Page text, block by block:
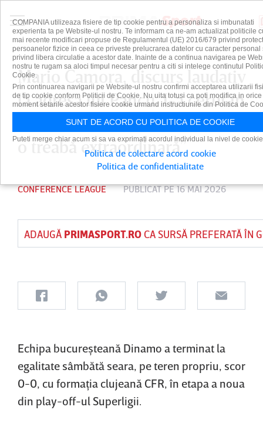
Mario Camora, discurs laudativ
la adresa lui Pancu. I-a cerut în
direct să rămână la CFR: ”Face
o treabă extraordinară”
CONFERENCE LEAGUE PUBLICAT PE 16 MAI 2026
ADAUGĂ PRIMASPORT.ROCA SURSĂ PREFERATĂ ÎN
Echipa bucureşteană Dinamo a terminat la
egalitate sâmbătă seara, pe teren propriu, scor
0-0, cu formaţia clujeană CFR, în etapa a noua
din play-off-ul Superligii.
COMPANIA utilizeaza fisiere de tip cookie pentru a personaliza si imbunatati
experienta ta pe Website-ul nostru. Te informam ca ne-am actualizat politicile
mai recente modificari propuse de Regulamentul (UE) 2016/679 privind
persoanelor fizice in ceea ce priveste prelucrarea datelor cu caracter personal
privind libera circulatie a acestor date. Inainte de a continua navigarea pe
nostru te rugam sa aloci timpul necesar pentru a citi si intelege continutul
Cookie.
Prin continuarea navigarii pe Website-ul nostru confirmi acceptarea utilizarii
de tip cookie conform Politicii de Cookie. Nu uita totusi ca poti modifica in orice
moment setarile acestor fisiere cookie urmand instructiunile din Politica de
SUNT DE ACORD CU POLITICA DE COOKIE
Puteti merge chiar acum si sa va exprimati acordul individual la nivel de
Politica de colectare acord cookie
Politica de confidentialitate